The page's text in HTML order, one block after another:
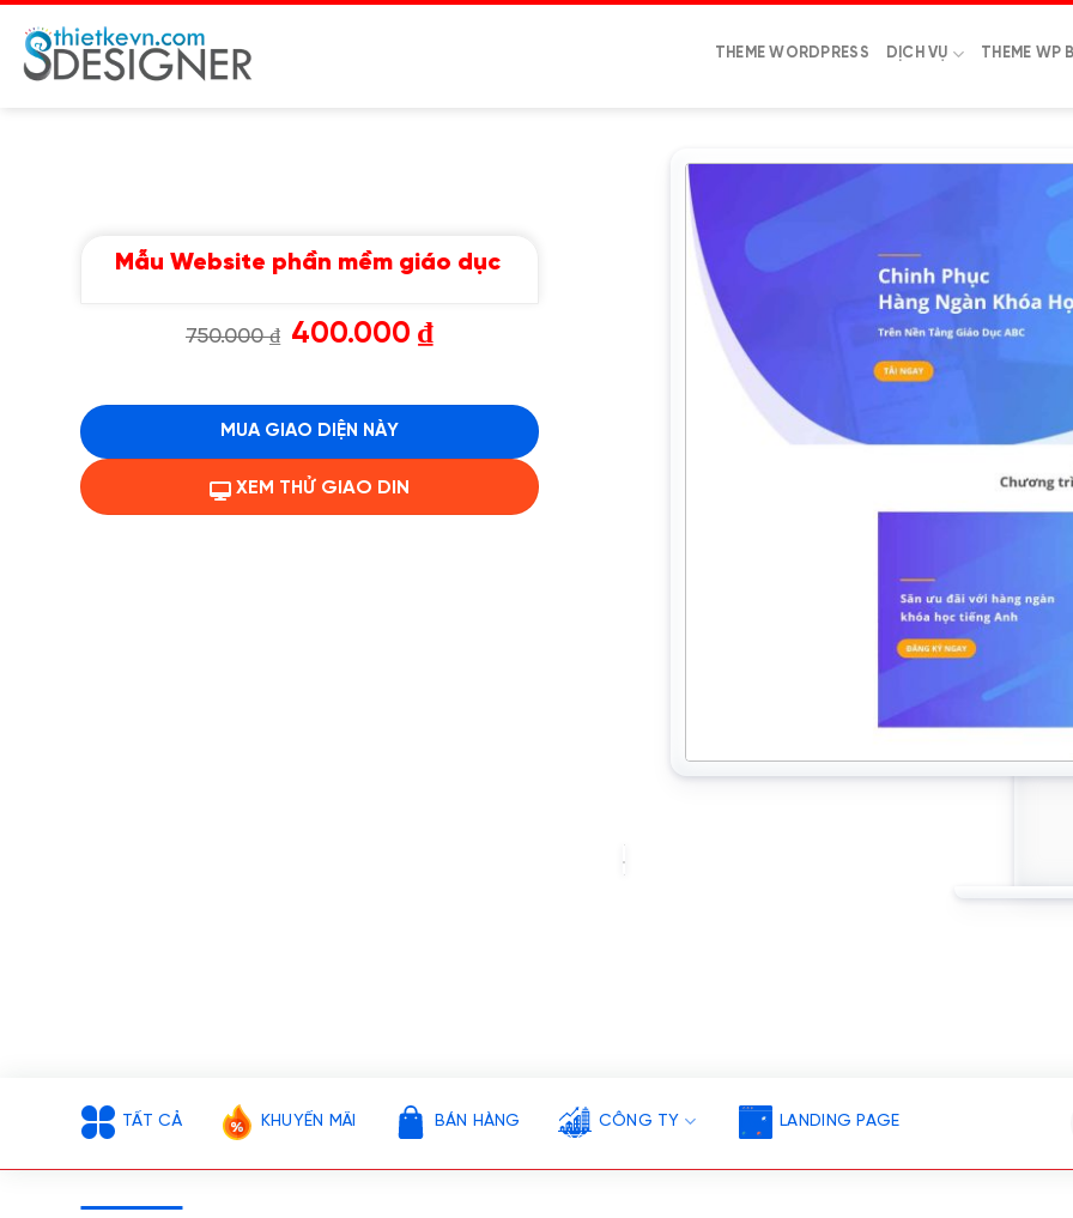
đến
nội
THEME WORDPRESS DỊCH VỤ THEME WP
Mẫu Website phần mềm giáo dục
750.000₫
Giá
gốc
400.000₫Giá
hiện
400.000 ₫.
MUA GIAO DIỆN NÀY
XEM THỬ GIAO DIN
TẤT CẢ KHUYẾN MÃI BÁN HÀNG CÔNG TY LANDING PAGE